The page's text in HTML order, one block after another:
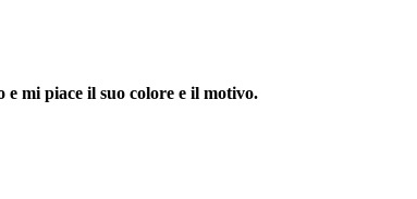
e mi piace il suo colore e il motivo.